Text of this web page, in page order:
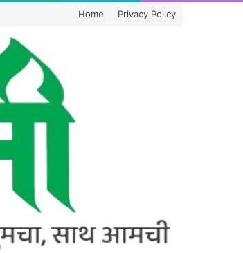
Home Privacy Policy